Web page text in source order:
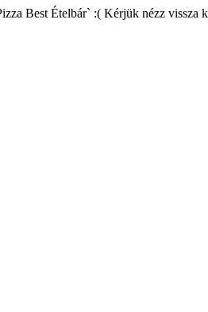
Best Ételbár` :( Kérjük nézz vissza